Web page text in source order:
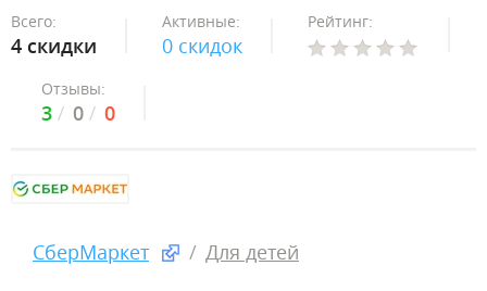
Всего:
4 скидки
Активные:
0 скидок
Рейтинг:
Отзывы:
3 0 0
СберМаркет Для детей